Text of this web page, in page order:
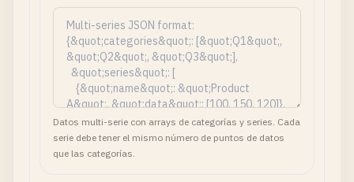
Datos multi-serie con arrays de categorías y series. Cada
serie debe tener el mismo número de puntos de datos
que las categorías.